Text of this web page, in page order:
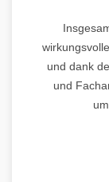
und dank
und